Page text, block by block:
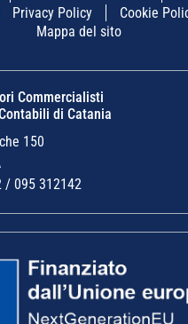
Privacy Policy
Cookie
Mappa del sito
Commercialisti
di Catania
150
/ 095 312142